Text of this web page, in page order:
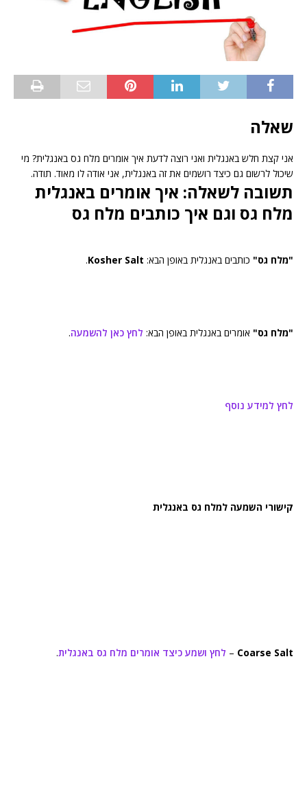
שאלה
אני קצת חלש באנגלית ואני רוצה לדעת איך אומרים מלח גס באנגלית? מי
שיכול לרשום גם כיצד רושמים את זה באנגלית, אני אודה לו מאוד. תודה.
תשובה לשאלה: איך אומרים באנגלית
מלח גס וגם איך כותבים מלח גס
"מלח גס" כותבים באנגלית באופן הבא: Kosher Salt
.
"מלח גס" אומרים באנגלית באופן הבא: לחץ כאן להשמעה.
לחץ למידע נוסף
קישורי השמעה למלח גס באנגלית
Coarse Salt
– לחץ ושמע כיצד אומרים מלח גס באנגלית.